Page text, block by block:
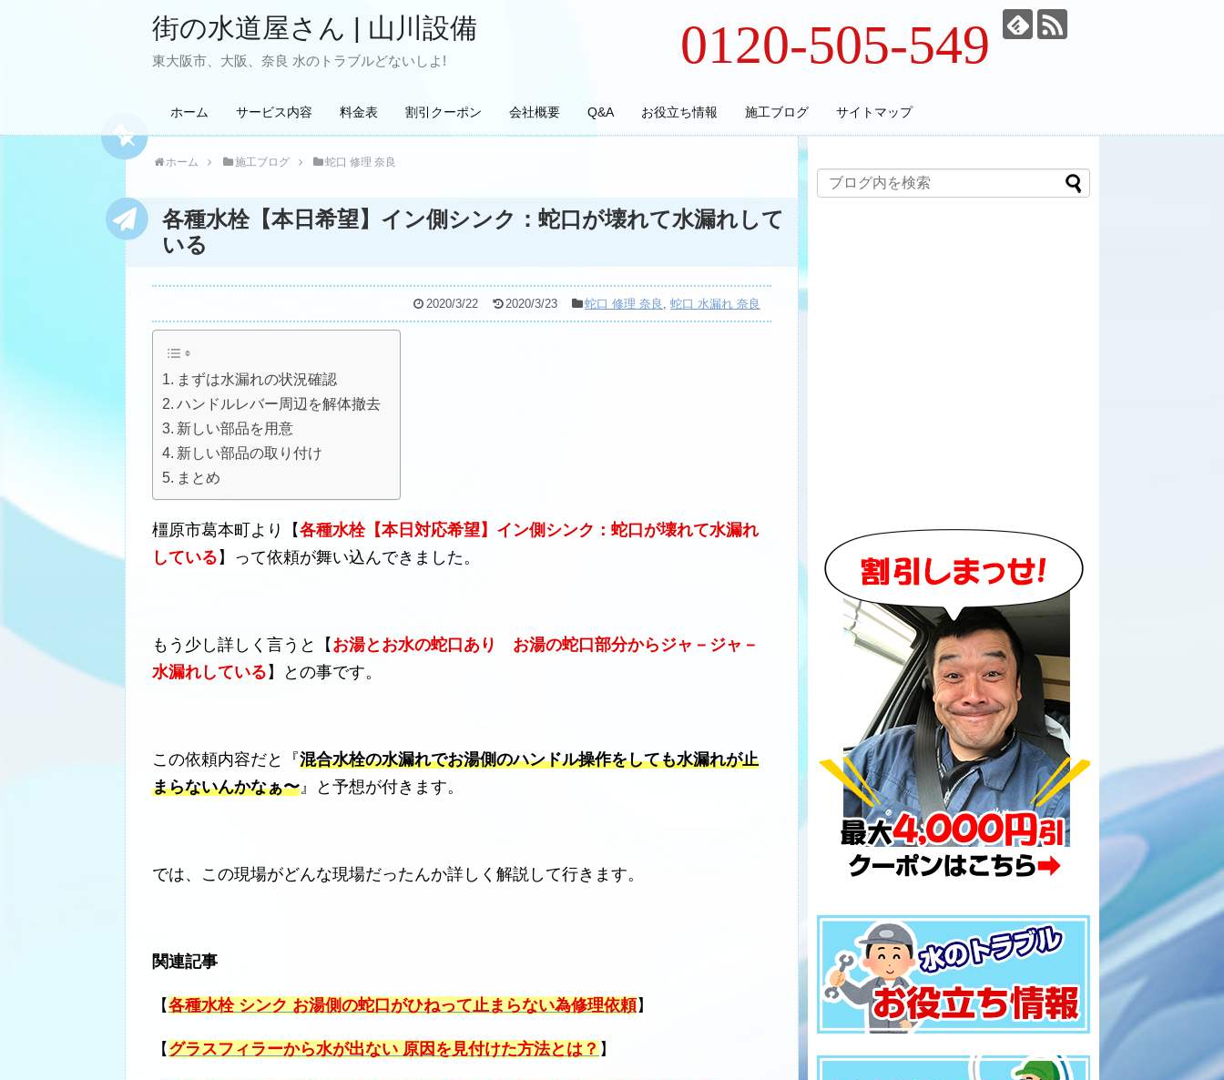
街の水道屋さん | 山川設備
東大阪市、大阪、奈良 水のトラブルどないしよ! 0120-505-549
ホーム サービス内容 料金表 割引クーポン 会社概要 Q&A お役立ち情報 施工ブログ サイトマップ
ホーム 施工ブログ 蛇口 修理 奈良
各種水栓【本日希望】イン側シンク：蛇口が壊れて水漏れして
いる
2020/3/22 2020/3/23 蛇口 修理 奈良 , 蛇口 水漏れ 奈良
まずは水漏れの状況確認
ハンドルレバー周辺を解体撤去
新しい部品を用意
新しい部品の取り付け
まとめ
橿原市葛本町より【各種水栓【本日対応希望】イン側シンク：蛇口が壊れて水漏れ
している 】って依頼が舞い込んできました。
もう少し詳しく言うと【 お湯とお水の蛇口あり お湯の蛇口部分からジャ－ジャ－
水漏れしている 】との事です。
この依頼内容だと『混合水栓の水漏れでお湯側のハンドル操作をしても水漏れが止
まらないんかなぁ〜』と予想が付きます。
では、この現場がどんな現場だったんか詳しく解説して行きます。
関連記事
【各種水栓 シンク お湯側の蛇口がひねって止まらない為修理依頼】
【 グラスフィラーから水が出ない 原因を見付けた方法とは？ 】